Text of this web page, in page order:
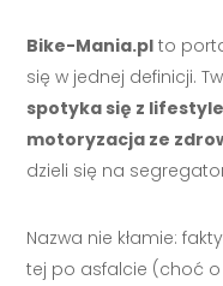
Bike-Mania.pl to
się w jednej definicji.
spotyka się z
motoryzacja ze
dzieli się na
Nazwa nie kłamie:
tej po asfalcie (choć